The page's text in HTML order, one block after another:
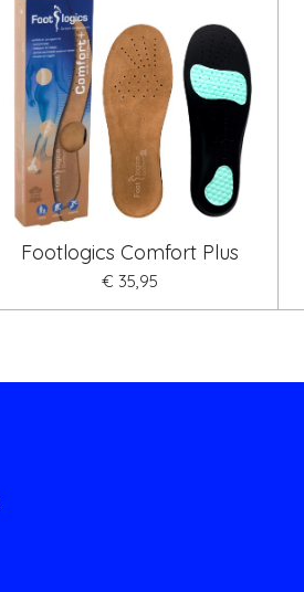
Footlogics Comfort Plus
€ 35,95